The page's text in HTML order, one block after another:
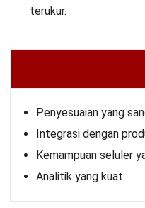
terukur.
Penyesuaian yang
Integrasi dengan
Kemampuan seluler
Analitik yang kuat